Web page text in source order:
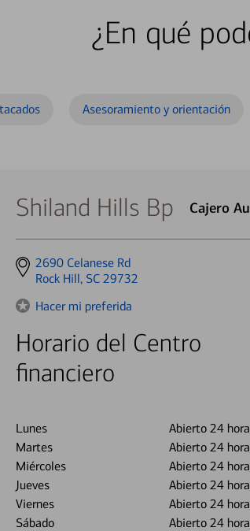
¿En qué
Asesoramiento y orientación
Shiland Hills Bp Cajero
Get
directions
2690 Celanese Rd
Rock Hill, SC 29732
Hacer mi preferida
Horario del Centro
financiero
Lunes
Abierto 24
Martes
Abierto 24
Miércoles
Abierto 24
Jueves
Abierto 24
Viernes
Abierto 24
Sábado
Abierto 24